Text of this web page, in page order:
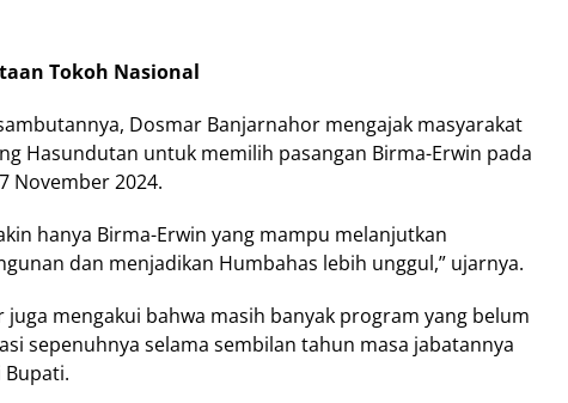
Tokoh Nasional
Dosmar Banjarnahor mengajak masyarakat
Hasundutan untuk memilih pasangan Birma-Erwin pada
November 2024.
hanya Birma-Erwin yang mampu melanjutkan
dan menjadikan Humbahas lebih unggul,” ujarnya.
juga mengakui bahwa masih banyak program yang belum
sepenuhnya selama sembilan tahun masa jabatannya
Bupati.